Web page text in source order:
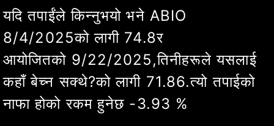
यदि तपाईंले किन्नुभयो भने ABIO
8/4/2025को लागी 74.8र
आयोजितको 9/26/2025,तिनीहरूले यसलाई
कहाँ बेच्न सक्थे?को लागी 73.4.त्यो तपाईको
नाफा होको रकम हुनेछ -1.87%